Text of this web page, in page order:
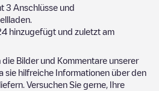
3 Anschlüsse und
hinzugefügt und zuletzt am
Bilder und Kommentare unserer
sie hilfreiche Informationen über den
Versuchen Sie gerne, Ihre